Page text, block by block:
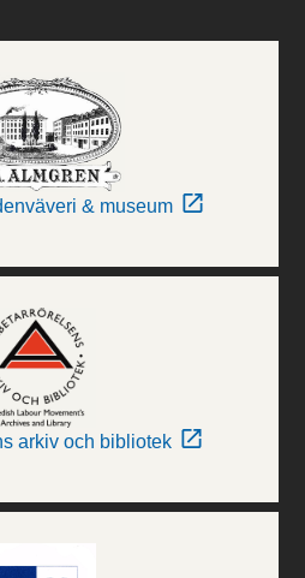
& museum
arkiv och bibliotek